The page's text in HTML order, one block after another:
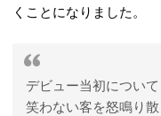
くことになりました。
デビュー当初につい
笑わない客を怒鳴り